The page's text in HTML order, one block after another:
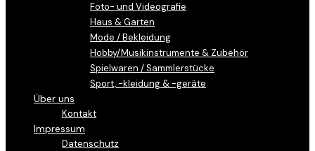
Foto- und Videografie
Haus & Garten
Mode / Bekleidung
Hobby/Musikinstrumente & Zubehör
Spielwaren / Sammlerstücke
Sport, -kleidung & -geräte
Über uns
Kontakt
Impressum
Datenschutz